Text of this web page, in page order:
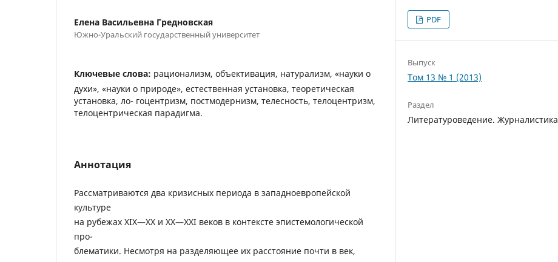
Елена Васильевна Гредновская
Южно-Уральский государственный университет
Ключевые слова: рационализм, объективация, натурализм, «науки о
духи», «науки о природе», естественная установка, теоретическая
установка, ло- гоцентризм, постмодернизм, телесность, телоцентризм,
телоцентрическая парадигма.
Аннотация
Рассматриваются два кризисных периода в западноевропейской
культуре
на рубежах ХIX—XX и XX—ХXI веков в контексте эпистемологической
про-
блематики. Несмотря на разделяющее их расстояние почти в век,
PDF
Выпуск
Том 13 № 1 (2013)
Раздел
Литературоведение. Журналистика